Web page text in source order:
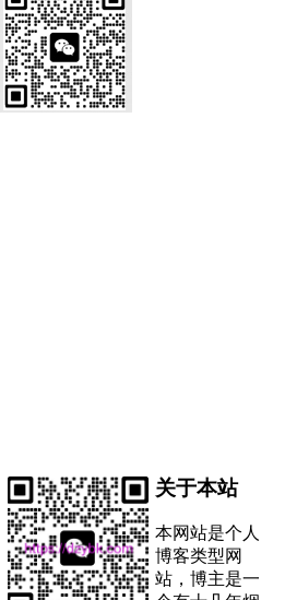
关于本站
本网站是个人
博客类型网
站，博主是一